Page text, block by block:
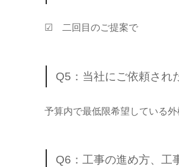
☑ 二回目のご提案で
Q5：当社にご依頼され
予算内で最低限希望している外
Q6：工事の進め方、工